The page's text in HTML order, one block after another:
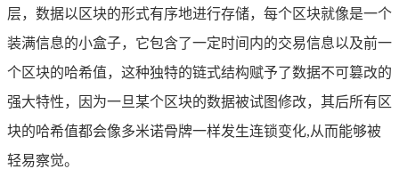
层，数据以区块的形式有序地进行存储，每个区块就像是一个
装满信息的小盒子，它包含了一定时间内的交易信息以及前一
个区块的哈希值，这种独特的链式结构赋予了数据不可篡改的
强大特性，因为一旦某个区块的数据被试图修改，其后所有区
块的哈希值都会像多米诺骨牌一样发生连锁变化,从而能够被
轻易察觉。